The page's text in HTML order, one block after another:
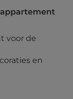
appartement
voor de
en